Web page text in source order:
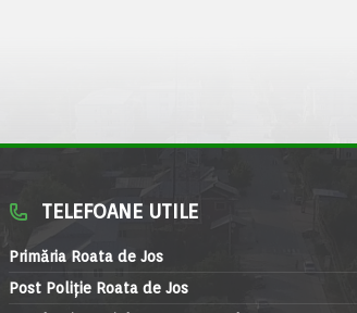
TELEFOANE UTILE
Primăria Roata de Jos
Post Poliție Roata de Jos